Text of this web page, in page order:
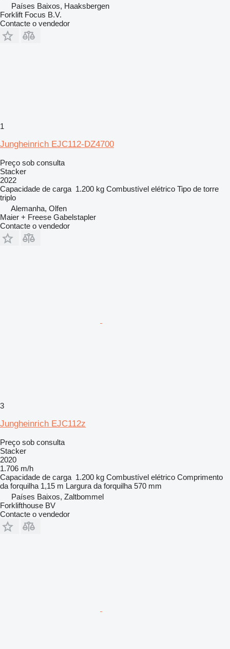
Países Baixos, Haaksbergen
Forklift Focus B.V.
Contacte o vendedor
1
Jungheinrich EJC112-DZ4700
Preço sob consulta
Stacker
2022
Capacidade de carga 1.200 kg Combustível elétrico Tipo de torre
triplo
Alemanha, Olfen
Maier + Freese Gabelstapler
Contacte o vendedor
3
Jungheinrich EJC112z
Preço sob consulta
Stacker
2020
1.706 m/h
Capacidade de carga 1.200 kg Combustível elétrico Comprimento
da forquilha 1,15 m Largura da forquilha 570 mm
Países Baixos, Zaltbommel
Forklifthouse BV
Contacte o vendedor